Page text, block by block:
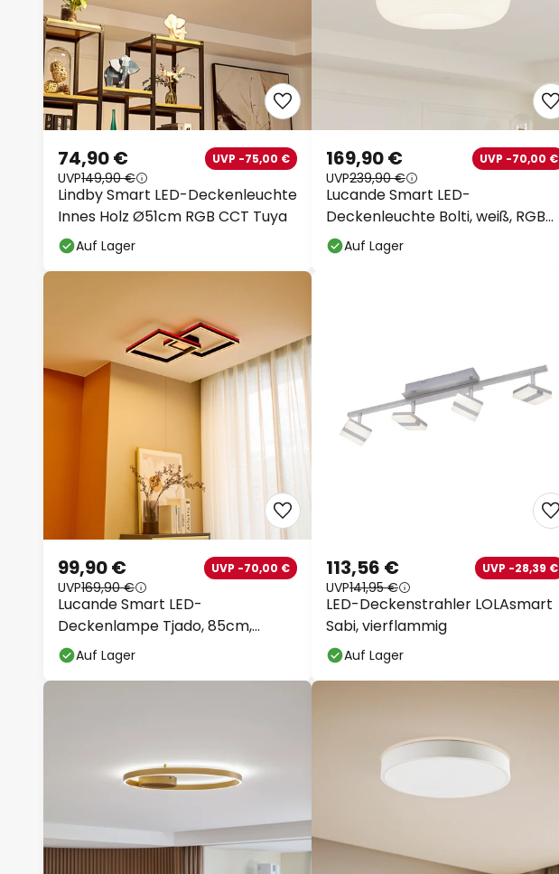
Lindby Smart LED-Deckenleuchte
Innes Holz Ø51cm RGB CCT Tuya
74,90 € UVP -75,00 €
UVP149,90 €
Auf Lager
Lucande Smart LED-
Deckenleuchte Bolti, weiß, RGBW,
CCT, Tuya
169,90 € UVP -70,00 €
UVP239,90 €
Auf Lager
Lucande Smart LED-
Deckenlampe Tjado, 85cm,
schwarz, RGB, CCT
99,90 € UVP -70,00 €
UVP169,90 €
Auf Lager
LED-Deckenstrahler LOLAsmart
Sabi, vierflammig
113,56 € UVP -28,39 €
UVP141,95 €
Auf Lager